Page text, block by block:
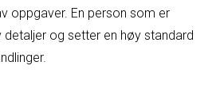
oppgaver. En person som er
og setter en høy standard